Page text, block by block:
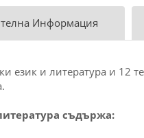
Информация
език и литература и 12
съдържа: